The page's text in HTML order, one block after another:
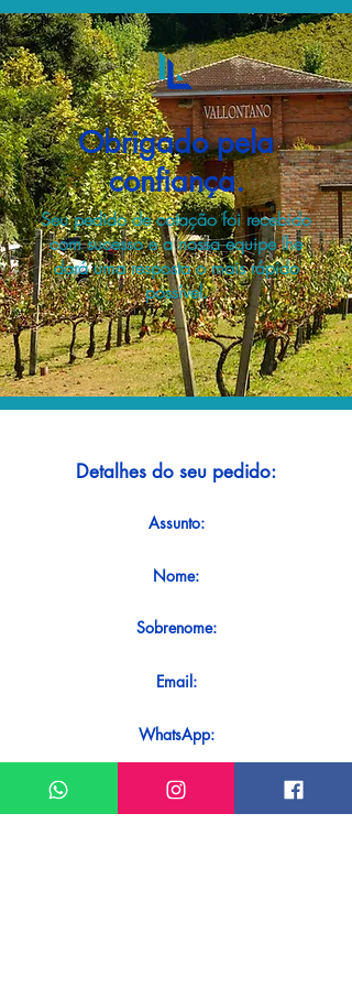
Obrigado pela
confiança.
Seu pedido de cotação foi recebido
com sucesso e a nossa equipe lhe
dará uma resposta o mais rápido
possível.
Detalhes do seu pedido:
Assunto:
Nome:
Sobrenome:
Email:
WhatsApp:
Mensagem: